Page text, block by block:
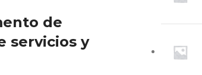
de
servicios y